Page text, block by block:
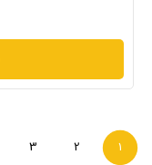
1
2
3